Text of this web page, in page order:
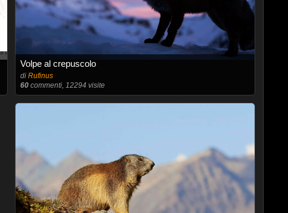
Volpe al crepuscolo
di Rufinus
60commenti, 12294 visite